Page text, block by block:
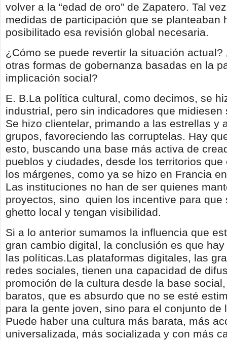
volver a la “edad de oro” de Zapatero. Tal
medidas de participación que se planteaban
posibilitado esa revisión global necesaria.
¿Cómo se puede revertir la situación actual?
otras formas de gobernanza basadas en la
implicación social?
E. B.La política cultural, como decimos, se
industrial, pero sin indicadores que midiesen
Se hizo clientelar, primando a las estrellas y
grupos, favoreciendo las corruptelas. Hay
esto, buscando una base más activa de
pueblos y ciudades, desde los territorios que
los márgenes, como ya se hizo en Francia
Las instituciones no han de ser quienes
proyectos, sino quien los incentive para que
ghetto local y tengan visibilidad.
Si a lo anterior sumamos la influencia que
gran cambio digital, la conclusión es que
las políticas.Las plataformas digitales, las
redes sociales, tienen una capacidad de
promoción de la cultura desde la base
baratos, que es absurdo que no se esté
para la gente joven, sino para el conjunto de
Puede haber una cultura más barata, más
universalizada, más socializada y con más